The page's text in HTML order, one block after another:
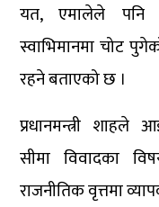
यत, एमालेले पनि
स्वाभिमानमा चोट
रहने बताएको छ ।
प्रधानमन्त्री शाहले
सीमा विवादका
राजनीतिक वृत्तमा